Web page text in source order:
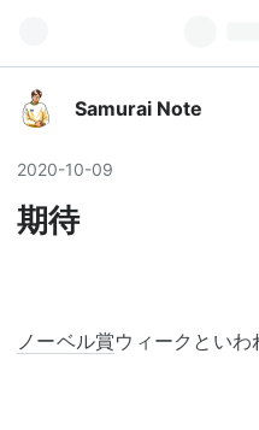
Samurai Note
2020-10-09
期待
ノーベル賞ウィークといわ